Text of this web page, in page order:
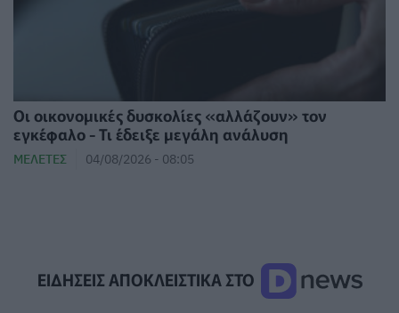
Οι οικονομικές δυσκολίες «αλλάζουν» τον
εγκέφαλο - Τι έδειξε μεγάλη ανάλυση
ΜΕΛΈΤΕΣ 04/08/2026 - 08:05
ΕΙΔΗΣΕΙΣ ΑΠΟΚΛΕΙΣΤΙΚΑ ΣΤΟ